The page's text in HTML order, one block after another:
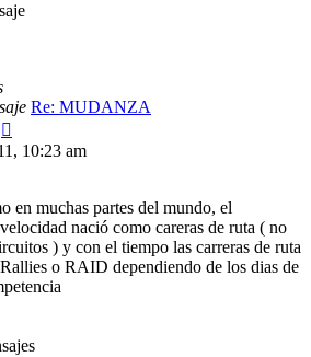
Re: MUDANZA
último
10:23 am
en muchas partes del mundo, el
nació como careras de ruta ( no
) y con el tiempo las carreras de ruta
o RAID dependiendo de los dias de